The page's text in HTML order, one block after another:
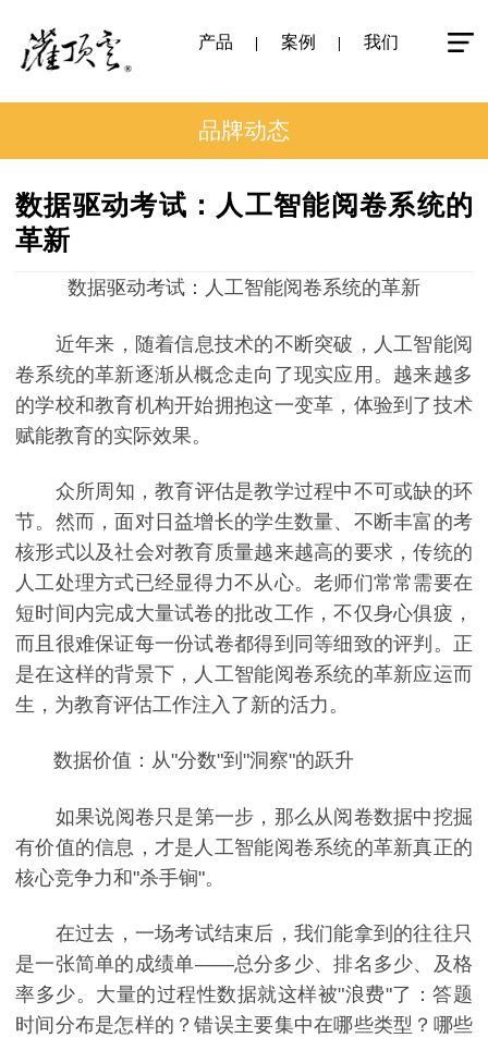
产品 案例 我们
品牌动态
数据驱动考试：人工智能阅卷系统的
革新
数据驱动考试：人工智能阅卷系统的革新
近年来，随着信息技术的不断突破，人工智能阅
卷系统的革新逐渐从概念走向了现实应用。越来越多
的学校和教育机构开始拥抱这一变革，体验到了技术
赋能教育的实际效果。
众所周知，教育评估是教学过程中不可或缺的环
节。然而，面对日益增长的学生数量、不断丰富的考
核形式以及社会对教育质量越来越高的要求，传统的
人工处理方式已经显得力不从心。老师们常常需要在
短时间内完成大量试卷的批改工作，不仅身心俱疲，
而且很难保证每一份试卷都得到同等细致的评判。正
是在这样的背景下，人工智能阅卷系统的革新应运而
生，为教育评估工作注入了新的活力。
数据价值：从"分数"到"洞察"的跃升
如果说阅卷只是第一步，那么从阅卷数据中挖掘
有价值的信息，才是人工智能阅卷系统的革新真正的
核心竞争力和"杀手锏"。
在过去，一场考试结束后，我们能拿到的往往只
是一张简单的成绩单——总分多少、排名多少、及格
率多少。大量的过程性数据就这样被"浪费"了：答题
时间分布是怎样的？错误主要集中在哪些类型？哪些